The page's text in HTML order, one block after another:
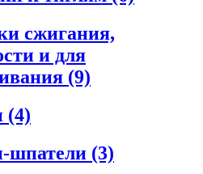
сжигания,
и для
(9)
(4)
шпатели (3)